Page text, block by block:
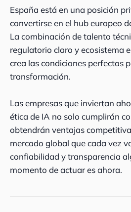
España está en una posición
convertirse en el hub europeo
La combinación de talento
regulatorio claro y ecosistema
crea las condiciones perfectas
transformación.
Las empresas que inviertan
ética de IA no solo cumplirán
obtendrán ventajas
mercado global que cada vez
confiabilidad y transparencia
momento de actuar es ahora.